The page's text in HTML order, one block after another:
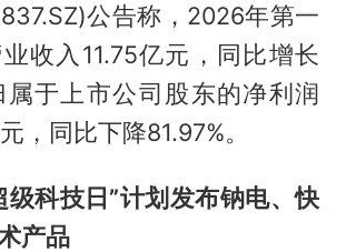
公告称，2026年第一
收入11.75亿元，同比增长
属于上市公司股东的净利润
，同比下降81.97%。
级科技日”计划发布钠电、快
产品